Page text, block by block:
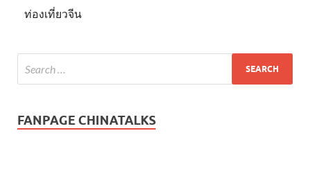
ท่องเที่ยวจีน
FANPAGE CHINATALKS